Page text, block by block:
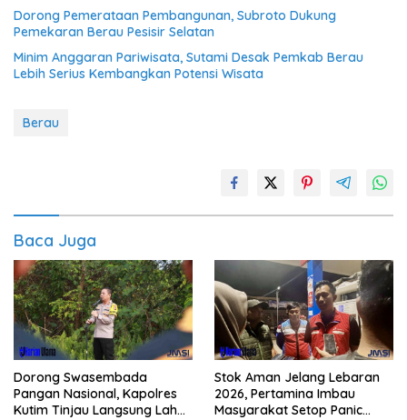
Dorong Pemerataan Pembangunan, Subroto Dukung
Pemekaran Berau Pesisir Selatan
Minim Anggaran Pariwisata, Sutami Desak Pemkab Berau
Lebih Serius Kembangkan Potensi Wisata
Berau
Baca Juga
Dorong Swasembada
Pangan Nasional, Kapolres
Kutim Tinjau Langsung Lahan
Stok Aman Jelang Lebaran
2026, Pertamina Imbau
Masyarakat Setop Panic